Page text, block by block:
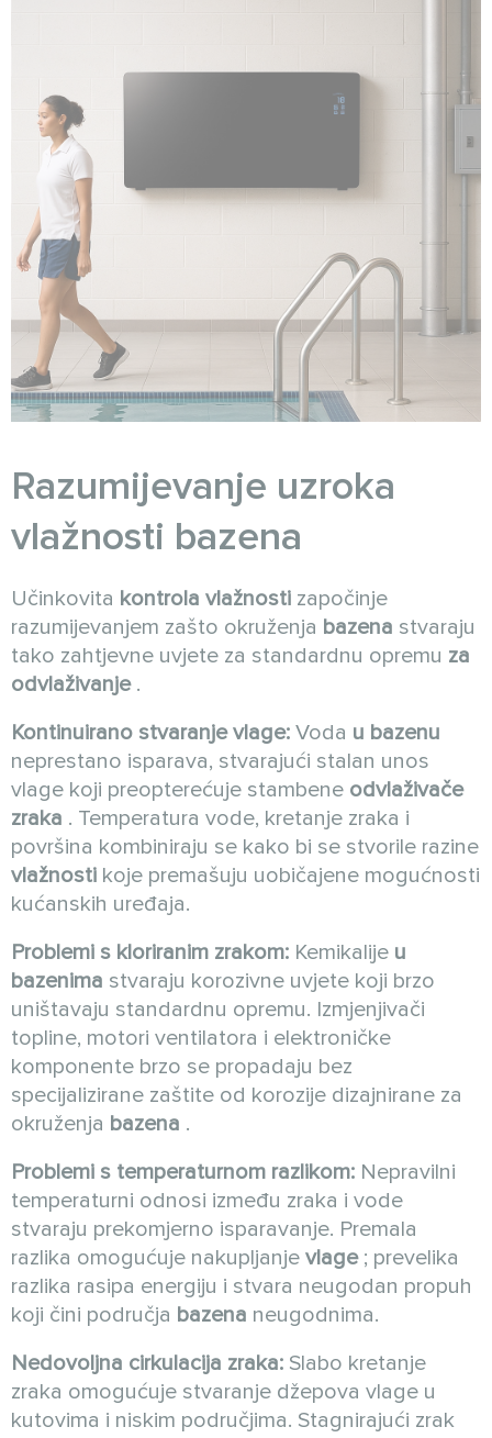
Razumijevanje uzroka
vlažnosti bazena
Učinkovita kontrola vlažnosti započinje
razumijevanjem zašto okruženja bazena stvaraju
tako zahtjevne uvjete za standardnu opremu za
odvlaživanje.
Kontinuirano stvaranje vlage: Voda u bazenu
neprestano isparava, stvarajući stalan unos
vlage koji preopterećuje stambene odvlaživače
zraka . Temperatura vode, kretanje zraka i
površina kombiniraju se kako bi se stvorile razine
vlažnosti koje premašuju uobičajene mogućnosti
kućanskih uređaja.
Problemi s kloriranim zrakom: Kemikalije u
bazenima stvaraju korozivne uvjete koji brzo
uništavaju standardnu opremu. Izmjenjivači
topline, motori ventilatora i elektroničke
komponente brzo se propadaju bez
specijalizirane zaštite od korozije dizajnirane za
okruženja bazena .
Problemi s temperaturnom razlikom: Nepravilni
temperaturni odnosi između zraka i vode
stvaraju prekomjerno isparavanje. Premala
razlika omogućuje nakupljanje vlage; prevelika
razlika rasipa energiju i stvara neugodan propuh
koji čini područja bazena neugodnima.
Nedovoljna cirkulacija zraka: Slabo kretanje
zraka omogućuje stvaranje džepova vlage u
kutovima i niskim područjima. Stagnirajući zrak